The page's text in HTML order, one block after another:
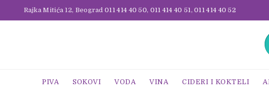
Rajka Mitića 12, Beograd011 414 40 50, 011 414 40 51,011 414 40 52
PIVA SOKOVI VODA VINA CIDERI I KOKTELI